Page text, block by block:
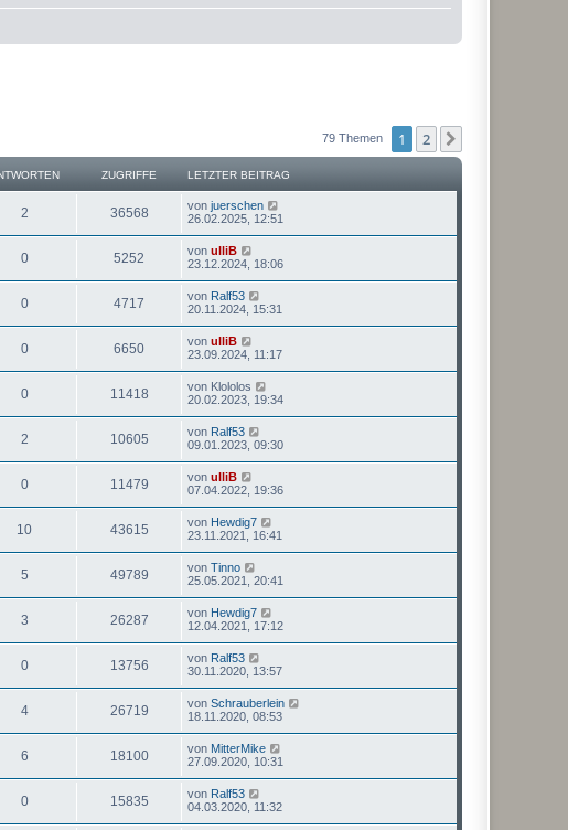
79 Themen 1 2
ZUGRIFFE LETZTER BEITRAG
2 36568 von juerschen
26.02.2025, 12:51
0 5252 von ulliB
23.12.2024, 18:06
0 4717 von Ralf53
20.11.2024, 15:31
0 6650 von ulliB
23.09.2024, 11:17
0 11418 von Klololos
20.02.2023, 19:34
2 10605 von Ralf53
09.01.2023, 09:30
0 11479 von ulliB
07.04.2022, 19:36
10 43615 von Hewdig7
23.11.2021, 16:41
5 49789 von Tinno
25.05.2021, 20:41
3 26287 von Hewdig7
12.04.2021, 17:12
0 13756 von Ralf53
30.11.2020, 13:57
4 26719 von Schrauberlein
18.11.2020, 08:53
6 18100 von MitterMike
27.09.2020, 10:31
0 15835 von Ralf53
04.03.2020, 11:32